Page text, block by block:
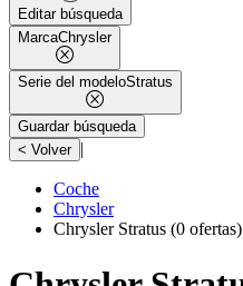
Editar búsqueda
MarcaChrysler
Serie del modeloStratus
Guardar búsqueda
< Volver |
Coche
Chrysler
Chrysler Stratus (0 ofertas)